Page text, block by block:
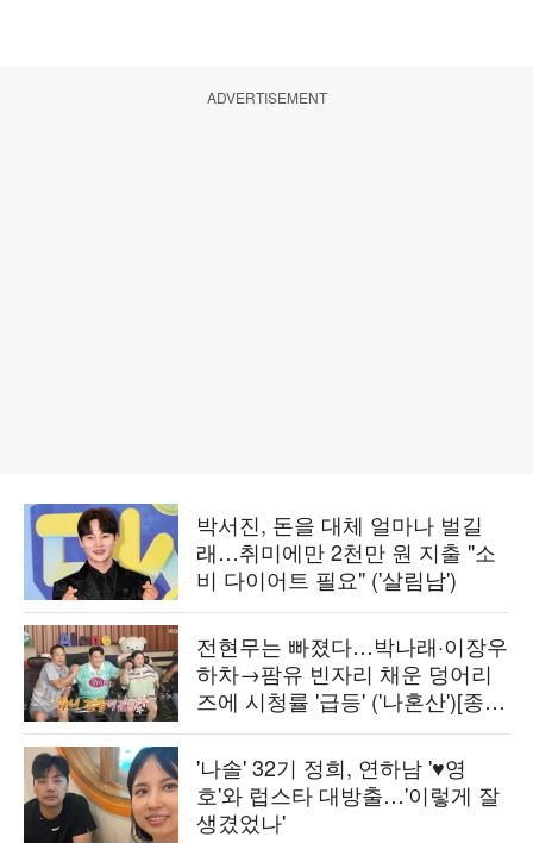
ADVERTISEMENT
박서진, 돈을 대체 얼마나 벌길
래…취미에만 2천만 원 지출 "소
비 다이어트 필요" ('살림남')
전현무는 빠졌다…박나래·이장우
하차→팜유 빈자리 채운 덩어리
즈에 시청률 '급등' ('나혼산')[종
합]
'나솔' 32기 정희, 연하남 '♥영
호'와 럽스타 대방출…'이렇게 잘
생겼었나'